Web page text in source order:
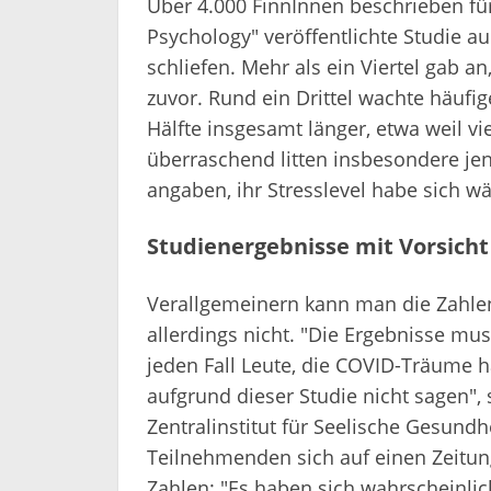
Psychology" veröffentlichte Studie
schliefen. Mehr als ein Viertel gab
zuvor. Rund ein Drittel wachte
Hälfte insgesamt länger, etwa weil
überraschend litten insbesondere
angaben, ihr Stresslevel habe sich
Studienergebnisse mit
Verallgemeinern kann man die
allerdings nicht. "Die Ergebnisse
jeden Fall Leute, die COVID-Träume
aufgrund dieser Studie nicht
Zentralinstitut für Seelische
Teilnehmenden sich auf einen